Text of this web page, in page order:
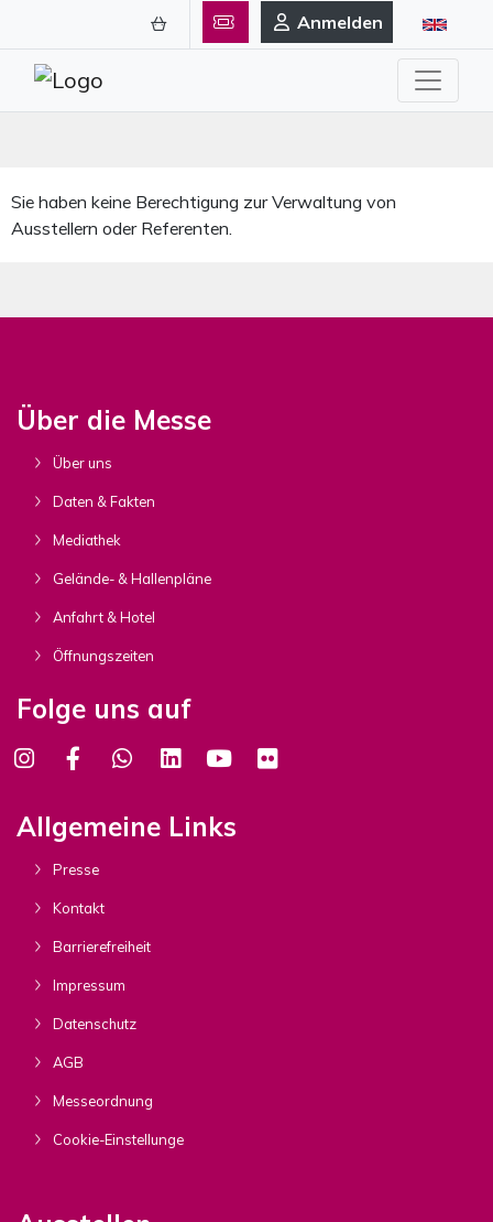
Anmelden
Sie haben keine Berechtigung zur Verwaltung von
Ausstellern oder Referenten.
Über die Messe
Über uns
Daten & Fakten
Mediathek
Gelände- & Hallenpläne
Anfahrt & Hotel
Öffnungszeiten
Folge uns auf
Allgemeine Links
Presse
Kontakt
Barrierefreiheit
Impressum
Datenschutz
AGB
Messeordnung
Cookie-Einstellunge